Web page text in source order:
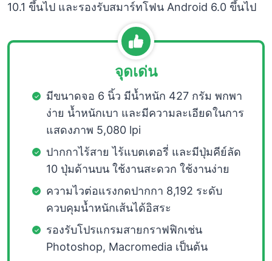
10.1 ขึ้นไป และรองรับสมาร์ทโฟน Android 6.0 ขึ้นไป
จุดเด่น
มีขนาดจอ 6 นิ้ว มีน้ำหนัก 427 กรัม พกพา
ง่าย น้ำหนักเบา และมีความละเอียดในการ
แสดงภาพ 5,080 lpi
ปากกาไร้สาย ไร้แบตเตอรี่ และมีปุ่มคีย์ลัด
10 ปุ่มด้านบน ใช้งานสะดวก ใช้งานง่าย
ความไวต่อแรงกดปากกา 8,192 ระดับ
ควบคุมน้ำหนักเส้นได้อิสระ
รองรับโปรแกรมสายกราฟฟิกเช่น
Photoshop, Macromedia เป็นต้น